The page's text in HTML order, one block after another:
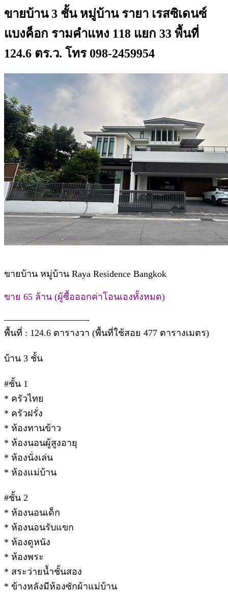
ขายบ้าน 3 ชั้น หมู่บ้าน รายา เรสซิเดนซ์
แบงค็อก รามคำแหง 118 แยก 33 พื้นที่
124.6 ตร.ว. โทร 098-2459954
ขายบ้าน หมู่บ้าน Raya Residence Bangkok
ขาย 65 ล้าน (ผู้ซื้อออกค่าโอนเองทั้งหมด)
—————————-
พื้นที่ : 124.6 ตารางวา (พื้นที่ใช้สอย 477 ตารางเมตร)
บ้าน 3 ชั้น
#ชั้น 1
* ครัวไทย
* ครัวฝรั่ง
* ห้องทานข้าว
* ห้องนอนผู้สูงอายุ
* ห้องนั่งเล่น
* ห้องแม่บ้าน
#ชั้น 2
* ห้องนอนเด็ก
* ห้องนอนรับแขก
* ห้องดูหนัง
* ห้องพระ
* สระว่ายน้ำชั้นสอง
* ข้างหลังมีห้องซักผ้าแม่บ้าน